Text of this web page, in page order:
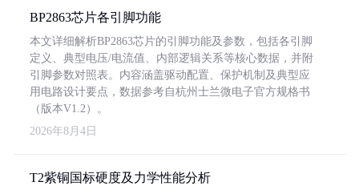
BP2863芯片各引脚功能
本文详细解析BP2863芯片的引脚功能及参数，包括各引脚
定义、典型电压/电流值、内部逻辑关系等核心数据，并附
引脚参数对照表。内容涵盖驱动配置、保护机制及典型应
用电路设计要点，数据参考自杭州士兰微电子官方规格书
（版本V1.2）。
2026年8月4日
T2紫铜国标硬度及力学性能分析